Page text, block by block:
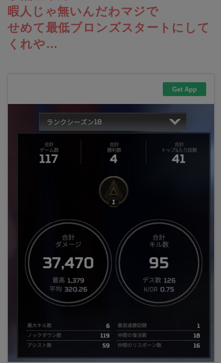
暇人じゃ無いんだわマジで
せめて最低ブロンズスタートにして
くれや…